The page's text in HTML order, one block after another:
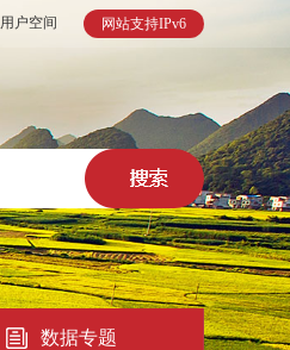
网站支持IPv6
用户空间
数据专题